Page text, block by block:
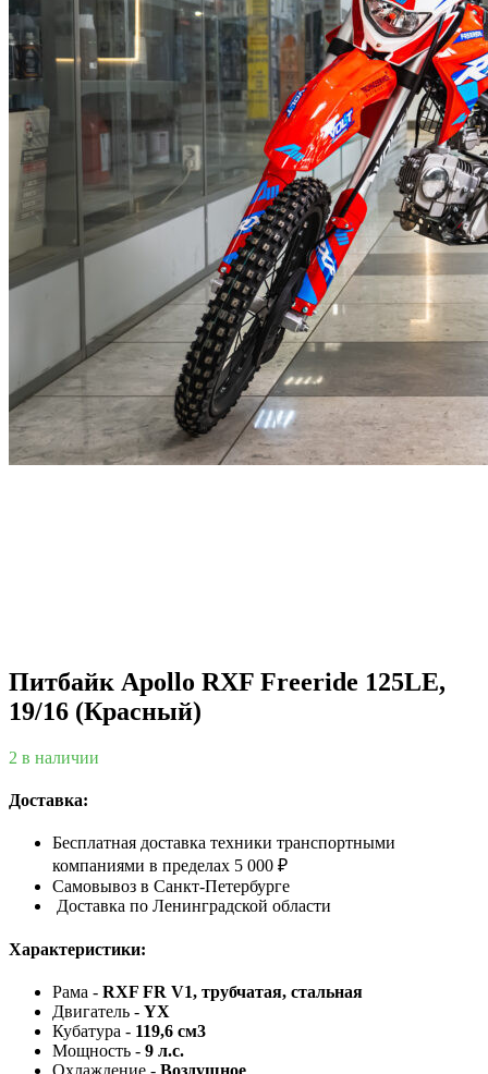
Питбайк Apollo RXF Freeride 125LE,
19/16 (Красный)
2 в наличии
Доставка:
Бесплатная доставка техники транспортными
компаниями в пределах 5 000 ₽
Самовывоз в Санкт-Петербурге
Доставка по Ленинградской области
Характеристики:
Рама - RXF FR V1, трубчатая, стальная
Двигатель - YX
Кубатура - 119,6 см3
Мощность - 9 л.с.
Охлаждение - Воздушное